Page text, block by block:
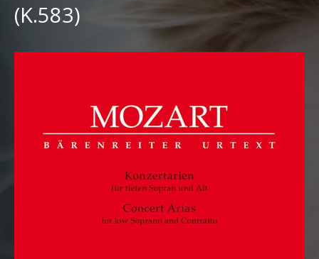
(K.583)
RECORD DETAILS